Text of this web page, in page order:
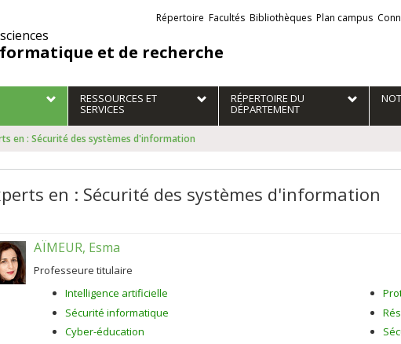
et de recherche
Liens
externes
Répertoire Facultés Bibliothèques Plan campus
RESSOURCES ET
SERVICES
RÉPERTOIRE DU
DÉPARTEMENT
en : Sécurité des systèmes d'information
en : Sécurité des systèmes d'information
AÏMEUR, Esma
Professeure titulaire
Intelligence artificielle
Sécurité informatique
Cyber-éducation